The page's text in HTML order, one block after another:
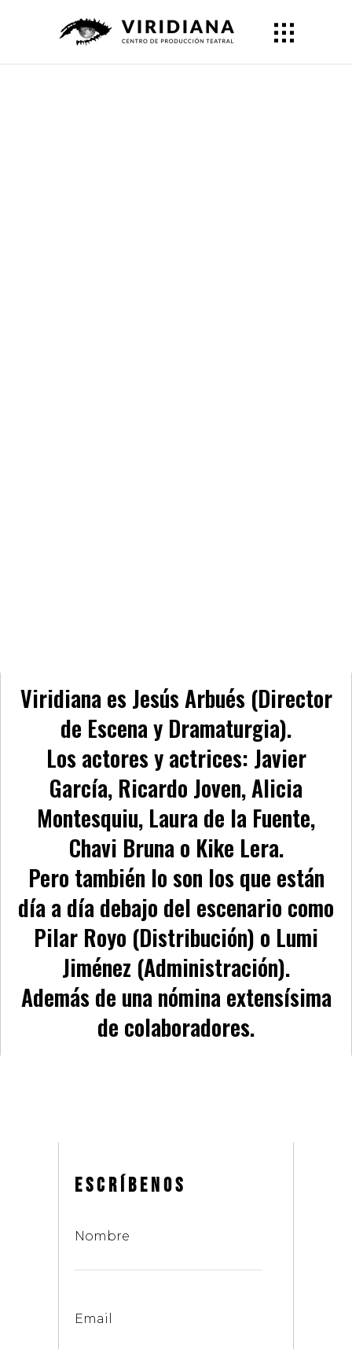
Viridiana es Jesús Arbués (Director
de Escena y Dramaturgia).
Los actores y actrices: Javier
García, Ricardo Joven, Alicia
Montesquiu, Laura de la Fuente,
Chavi Bruna o Kike Lera.
Pero también lo son los que están
día a día debajo del escenario como
Pilar Royo (Distribución) o Lumi
Jiménez (Administración).
Además de una nómina extensísima
de colaboradores.
ESCRÍBENOS
Nombre
Email